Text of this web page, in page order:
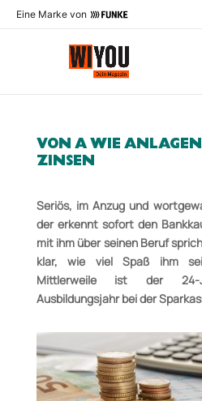
Eine Marke von
VON A WIE
ZINSEN
Seriös, im Anzug und
der erkennt sofort den
mit ihm über seinen Beruf
klar, wie viel Spaß ihm
Mittlerweile ist der 24-
Ausbildungsjahr bei der